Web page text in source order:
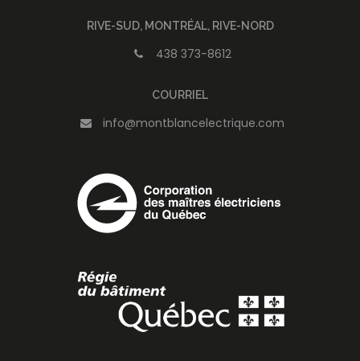
RIVE-SUD, MONTRÉAL, RIVE-NORD
438 373-8612
COURRIEL
info@montblancelectrique.com